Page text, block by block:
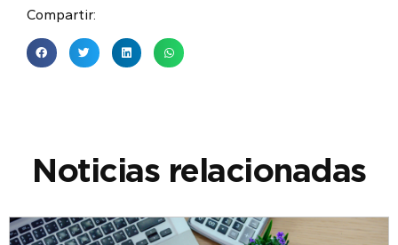
Compartir:
Noticias relacionadas